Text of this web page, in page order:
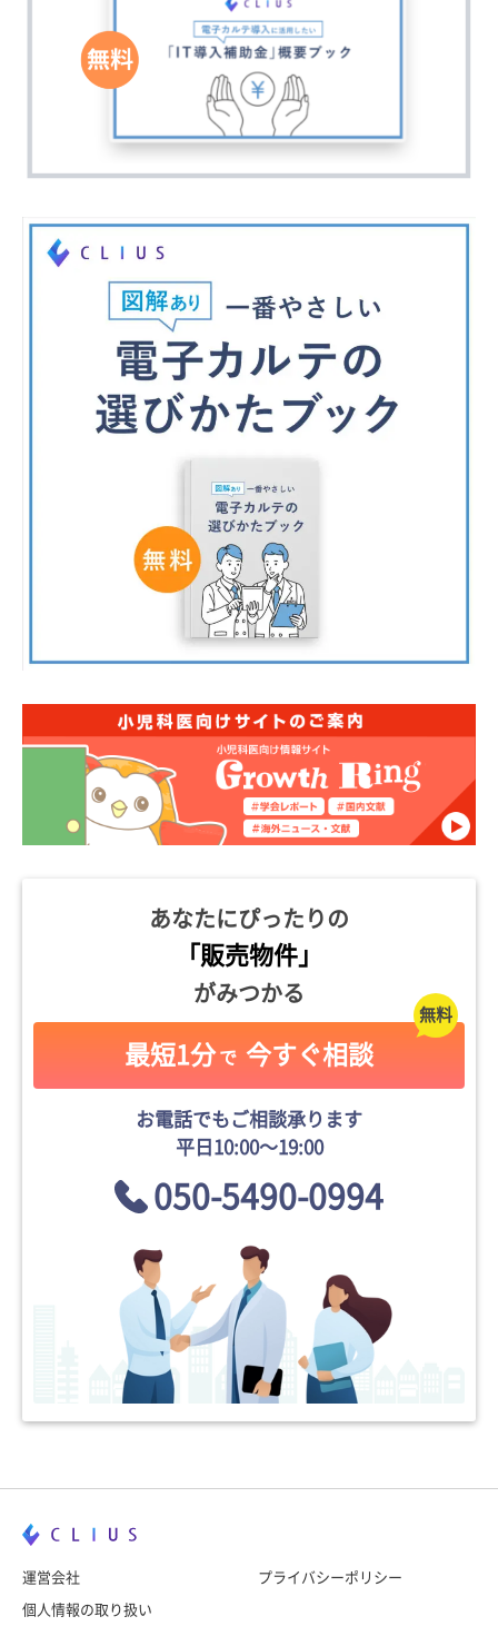
あなたにぴったりの
「販売物件」
がみつかる
最短1分 で 今すぐ相談
お電話でもご相談承ります
平日10:00〜19:00
050-5490-0994
運営会社 プライバシーポリシー
個人情報の取り扱い